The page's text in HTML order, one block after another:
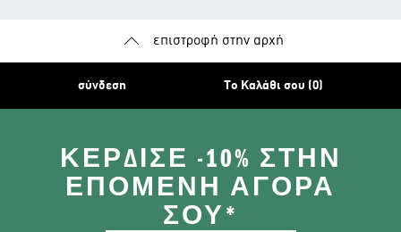
επιστροφή στην αρχή
σύνδεση Το Καλάθι σου (0)
ΚΈΡΔΙΣΕ -10% ΣΤΗΝ
ΕΠΌΜΕΝΗ ΑΓΟΡΆ
ΣΟΥ*